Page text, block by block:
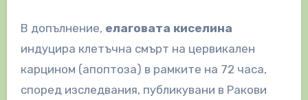
В допълнение, елаговата киселина
индуцира клетъчна смърт на цервикален
карцином (апоптоза) в рамките на 72 часа,
според изследвания, публикувани в Ракови